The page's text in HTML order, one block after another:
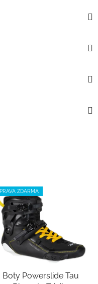
ZDARMA
Boty Powerslide Tau